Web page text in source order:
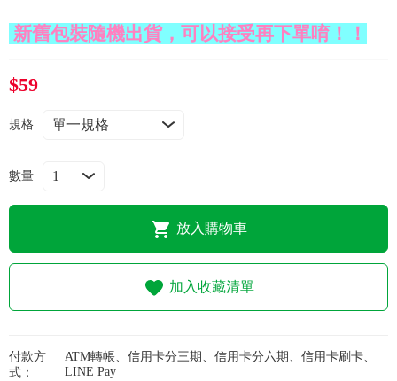
新舊包裝隨機出貨，可以接受再下單唷！！
$59
規格
數量
放入購物車
加入收藏清單
付款方
式：
ATM轉帳、信用卡分三期、信用卡分六期、信用卡刷卡、
LINE Pay